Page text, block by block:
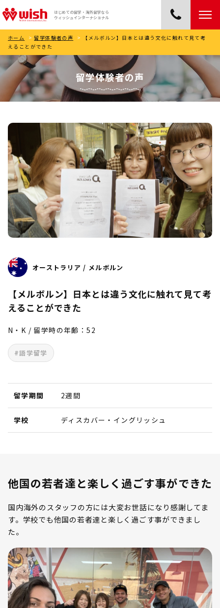
はじめての留学・海外留学なら
ウィッシュインターナショナル
ホーム > 留学体験者の声 >
【メルボルン】日本とは違う文化に触れて見て考
えることができた
留学体験者の声
オーストラリア / メルボルン
【メルボルン】日本とは違う文化に触れて見て考
えることができた
N・K / 留学時の年齢：52
#語学留学
留学期間 2週間
学校 ディスカバー・イングリッシュ
他国の若者達と楽しく過ごす事ができた
国内海外のスタッフの方には大変お世話になり感謝してま
す。学校でも他国の若者達と楽しく過ごす事ができまし
た。